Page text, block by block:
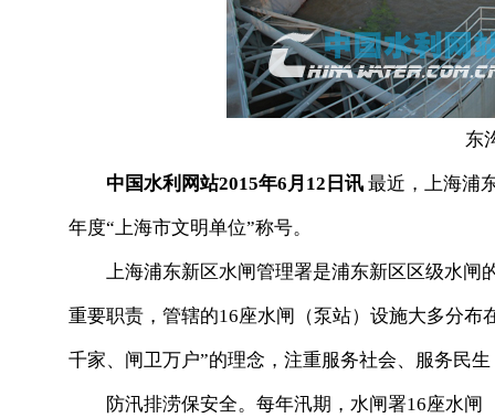
东
中国水利网站2015年6月12日讯 最近，上海浦
年度“上海市文明单位”称号。
上海浦东新区水闸管理署是浦东新区区级水闸
重要职责，管辖的16座水闸（泵站）设施大多分
千家、闸卫万户”的理念，注重服务社会、服务民
防汛排涝保安全。每年汛期，水闸署16座水闸